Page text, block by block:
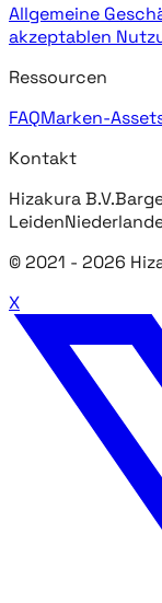
Allgemeine
akzeptablen
Ressourcen
FAQMarken-
Kontakt
Hizakura B.V.
Leiden
© 2021 - 2026
X